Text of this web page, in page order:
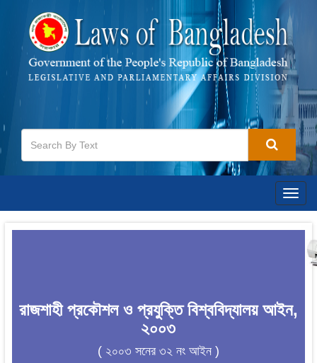
রাজশাহী প্রকৌশল ও প্রযুক্তি বিশ্ববিদ্যালয় আইন,
২০০৩
( ২০০৩ সনের ৩২ নং আইন )